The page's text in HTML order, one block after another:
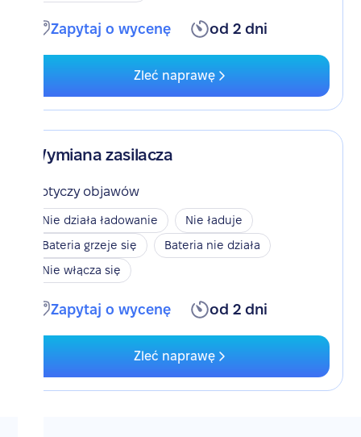
Zapytaj o wycenę od 2 dni
Zleć naprawę
Wymiana zasilacza
Dotyczy objawów
Nie działa ładowanie
Nie ładuje
Bateria grzeje się
Bateria nie działa
Nie włącza się
Zapytaj o wycenę od 2 dni
Zleć naprawę